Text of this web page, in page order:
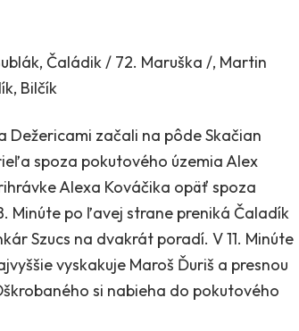
Čaládik / 72. Maruška /, Martin
Bilčík
začali na pôde Skačian
spoza pokutového územia Alex
Alexa Kováčika opäť spoza
Minúte po ľavej strane preniká Čaladík
Szucs na dvakrát poradí. V 11. Minúte
vyskakuje Maroš Ďuriš a presnou
si nabieha do pokutového